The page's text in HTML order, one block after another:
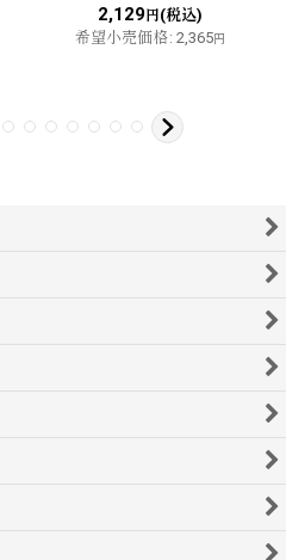
2,129円(税込)
希望小売価格: 2,365円